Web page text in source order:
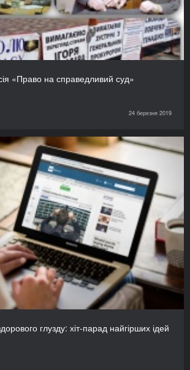
«Право на справедливий суд»
24 березня 2019
глузду: хіт-парад найгірших ідей